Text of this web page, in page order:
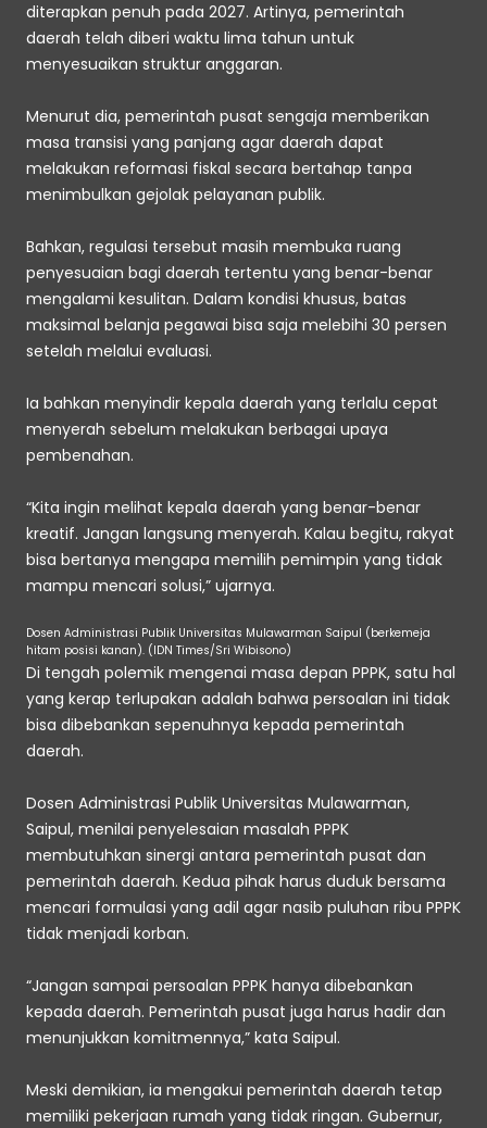
diterapkan penuh pada 2027. Artinya, pemerintah
daerah telah diberi waktu lima tahun untuk
menyesuaikan struktur anggaran.
Menurut dia, pemerintah pusat sengaja memberikan
masa transisi yang panjang agar daerah dapat
melakukan reformasi fiskal secara bertahap tanpa
menimbulkan gejolak pelayanan publik.
Bahkan, regulasi tersebut masih membuka ruang
penyesuaian bagi daerah tertentu yang benar-benar
mengalami kesulitan. Dalam kondisi khusus, batas
maksimal belanja pegawai bisa saja melebihi 30 persen
setelah melalui evaluasi.
Ia bahkan menyindir kepala daerah yang terlalu cepat
menyerah sebelum melakukan berbagai upaya
pembenahan.
“Kita ingin melihat kepala daerah yang benar-benar
kreatif. Jangan langsung menyerah. Kalau begitu, rakyat
bisa bertanya mengapa memilih pemimpin yang tidak
mampu mencari solusi,” ujarnya.
Dosen Administrasi Publik Universitas Mulawarman Saipul (berkemeja
hitam posisi kanan). (IDN Times/Sri Wibisono)
Di tengah polemik mengenai masa depan PPPK, satu hal
yang kerap terlupakan adalah bahwa persoalan ini tidak
bisa dibebankan sepenuhnya kepada pemerintah
daerah.
Dosen Administrasi Publik Universitas Mulawarman,
Saipul, menilai penyelesaian masalah PPPK
membutuhkan sinergi antara pemerintah pusat dan
pemerintah daerah. Kedua pihak harus duduk bersama
mencari formulasi yang adil agar nasib puluhan ribu PPPK
tidak menjadi korban.
“Jangan sampai persoalan PPPK hanya dibebankan
kepada daerah. Pemerintah pusat juga harus hadir dan
menunjukkan komitmennya,” kata Saipul.
Meski demikian, ia mengakui pemerintah daerah tetap
memiliki pekerjaan rumah yang tidak ringan. Gubernur,